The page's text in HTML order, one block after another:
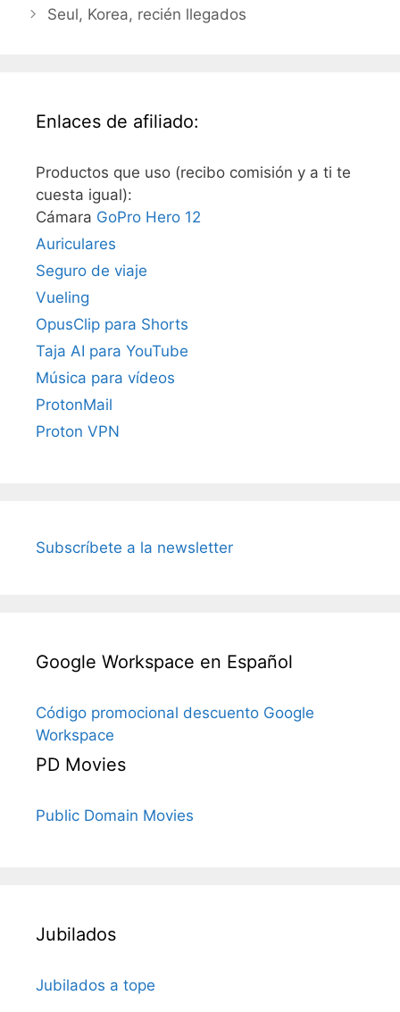
Seul, Korea, recién llegados
Enlaces de afiliado:
Productos que uso (recibo comisión y a ti te
cuesta igual):
Cámara GoPro Hero 12
Auriculares
Seguro de viaje
Vueling
OpusClip para Shorts
Taja AI para YouTube
Música para vídeos
ProtonMail
Proton VPN
Subscríbete a la newsletter
Google Workspace en Español
Código promocional descuento Google
Workspace
PD Movies
Public Domain Movies
Jubilados
Jubilados a tope